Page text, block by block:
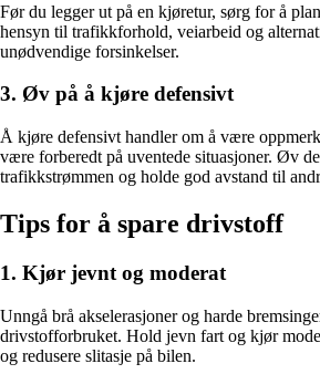
Før du legger ut på en kjøretur, sørg for å
hensyn til trafikkforhold, veiarbeid og
unødvendige forsinkelser.
3. Øv på å kjøre defensivt
Å kjøre defensivt handler om å være
være forberedt på uventede situasjoner. Øv
trafikkstrømmen og holde god avstand til
Tips for å spare drivstoff
1. Kjør jevnt og moderat
Unngå brå akselerasjoner og harde
drivstofforbruket. Hold jevn fart og kjør
og redusere slitasje på bilen.